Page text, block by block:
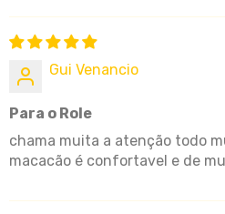
Gui Venancio
Para o Role
chama muita a atenção todo
macacão é confortavel e de